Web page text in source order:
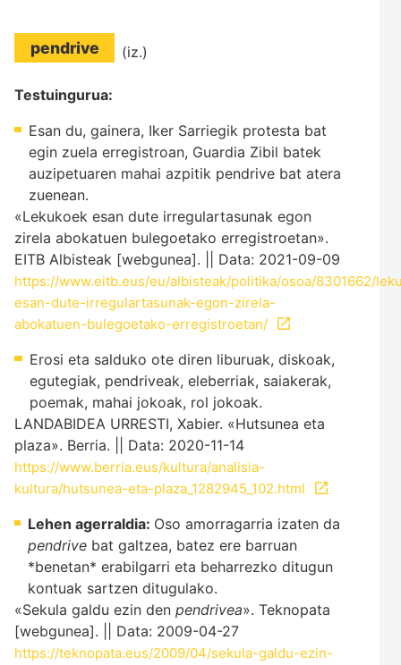
pendrive (iz.)
Testuingurua:
Esan du, gainera, Iker Sarriegik protesta bat
egin zuela erregistroan, Guardia Zibil batek
auzipetuaren mahai azpitik pendrive bat atera
zuenean.
«Lekukoek esan dute irregulartasunak egon
zirela abokatuen bulegoetako erregistroetan».
EITB Albisteak [webgunea]. || Data: 2021-09-09
https://www.eitb.eus/eu/albisteak/politika/osoa/8301662/
esan-dute-irregulartasunak-egon-zirela-
abokatuen-bulegoetako-erregistroetan/
Erosi eta salduko ote diren liburuak, diskoak,
egutegiak, pendriveak, eleberriak, saiakerak,
poemak, mahai jokoak, rol jokoak.
LANDABIDEA URRESTI, Xabier. «Hutsunea eta
plaza». Berria. || Data: 2020-11-14
https://www.berria.eus/kultura/analisia-
kultura/hutsunea-eta-plaza_1282945_102.html
Lehen agerraldia: Oso amorragarria izaten da
pendrive bat galtzea, batez ere barruan
*benetan* erabilgarri eta beharrezko ditugun
kontuak sartzen ditugulako.
«Sekula galdu ezin den pendrivea». Teknopata
[webgunea]. || Data: 2009-04-27
https://teknopata.eus/2009/04/sekula-galdu-ezin-